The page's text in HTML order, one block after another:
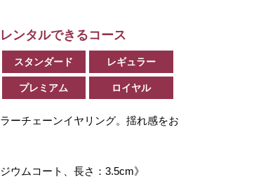
レンタルできるコース
スタンダード レギュラー
プレミアム ロイヤル
ーチェーンイヤリング。揺れ感をお
ウムコート、長さ：3.5cm》